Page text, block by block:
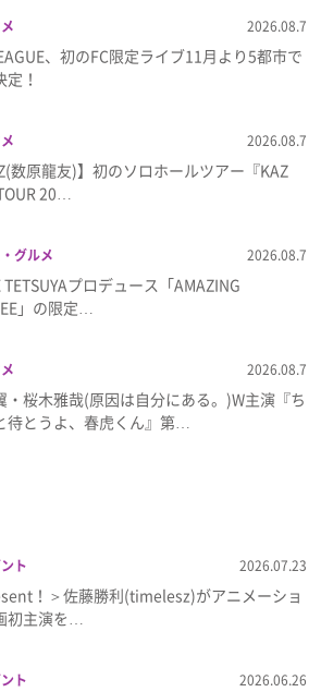
ー
2026.08.7
、初のFC限定ライブ11月より5都市で
定！
2026.08.7
数原龍友)】初のソロホールツアー『KAZ
20…
グルメ 2026.08.7
TETSUYAプロデュース「AMAZING
」の限定…
2026.08.7
・桜木雅哉(原因は自分にある。)W主演『ち
待とうよ、春虎くん』第…
ト 2026.07.23
！＞佐藤勝利(timelesz)がアニメーショ
初主演を…
ト 2026.06.26